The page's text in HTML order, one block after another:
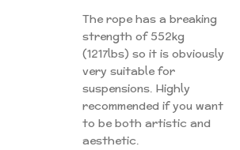
The rope has a breaking
strength of 552kg
(1217lbs) so it is obviously
very suitable for
suspensions. Highly
recommended if you want
to be both artistic and
aesthetic.